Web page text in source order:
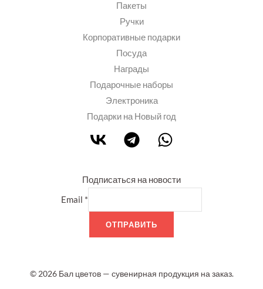
Пакеты
Ручки
Корпоративные подарки
Посуда
Награды
Подарочные наборы
Электроника
Подарки на Новый год
Подписаться на новости
Email *
ОТПРАВИТЬ
© 2026 Бал цветов — сувенирная продукция на заказ.